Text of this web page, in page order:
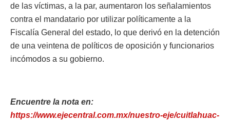
de las víctimas, a la par, aumentaron los señalamientos
contra el mandatario por utilizar políticamente a la
Fiscalía General del estado, lo que derivó en la detención
de una veintena de políticos de oposición y funcionarios
incómodos a su gobierno.
Encuentre la nota en:
https://www.ejecentral.com.mx/nuestro-eje/cuitlahuac-